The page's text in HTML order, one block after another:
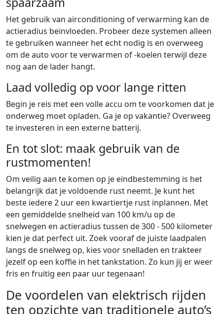
Het gebruik van airconditioning of verwarming kan de
actieradius beïnvloeden. Probeer deze systemen alleen
te gebruiken wanneer het echt nodig is en overweeg
om de auto voor te verwarmen of -koelen terwijl deze
nog aan de lader hangt.
Laad volledig op voor lange ritten
Begin je reis met een volle accu om te voorkomen dat je
onderweg moet opladen. Ga je op vakantie? Overweeg
te investeren in een externe batterij.
En tot slot: maak gebruik van de
rustmomenten!
Om veilig aan te komen op je eindbestemming is het
belangrijk dat je voldoende rust neemt. Je kunt het
beste iedere 2 uur een kwartiertje rust inplannen. Met
een gemiddelde snelheid van 100 km/u op de
snelwegen en actieradius tussen de 300 - 500 kilometer
kien je dat perfect uit. Zoek vooraf de juiste laadpalen
langs de snelweg op, kies voor snelladen en trakteer
jezelf op een koffie in het tankstation. Zo kun jij er weer
fris en fruitig een paar uur tegenaan!
De voordelen van elektrisch rijden
ten opzichte van traditionele auto’s